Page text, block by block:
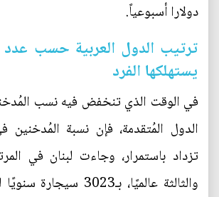
دولارا أسبوعياً.
ترتيب الدول العربية حسب عدد
يستهلكها الفرد
في الوقت الذي تنخفض فيه نسب
الدول المُتقدمة، فإن نسبة المُدخنين
تزداد باستمرار، وجاءت لبنان في
والثالثة عالميًا،